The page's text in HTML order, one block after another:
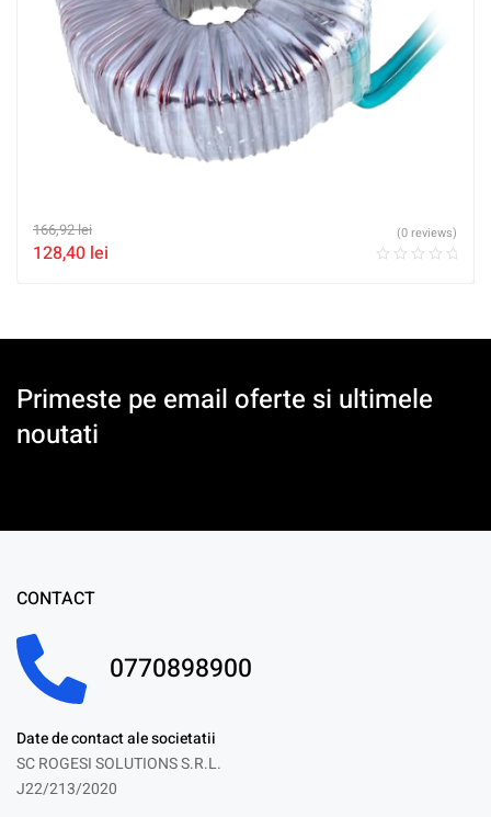
166,92lei
128,40 lei
(0 reviews)
Primeste pe email oferte si ultimele
noutati
CONTACT
0770898900
Date de contact ale societatii
SC ROGESI SOLUTIONS S.R.L.
J22/213/2020